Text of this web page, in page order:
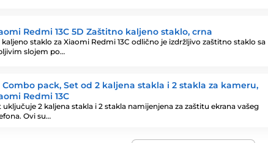
Redmi 13C 5D Zaštitno kaljeno staklo, crna
kaljeno staklo za Xiaomi Redmi 13C odlično je izdržljivo zaštitno staklo sa
slojem po…
Combo pack, Set od 2 kaljena stakla i 2 stakla za kameru,
Redmi 13C
uključuje 2 kaljena stakla i 2 stakla namijenjena za zaštitu ekrana vašeg
Ovi su…